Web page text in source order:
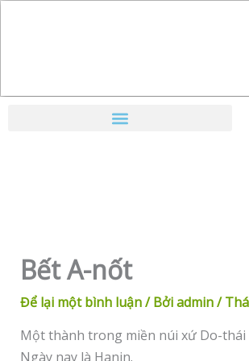
Bết A-nốt
Để lại một bình luận/ Bởiadmin/
Một thành trong miền núi xứ Do-thái
Ngày nay là Hanin.